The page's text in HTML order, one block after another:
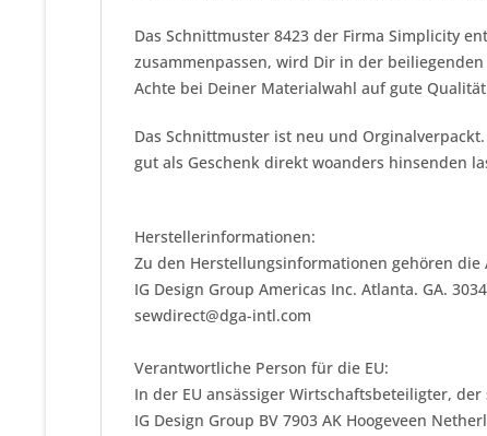
Das Schnittmuster 8423 der Firma Simplicity
zusammenpassen, wird Dir in der
Achte bei Deiner Materialwahl auf gute
Das Schnittmuster ist neu und
gut als Geschenk direkt woanders hinsenden
Herstellerinformationen:
Zu den Herstellungsinformationen gehören
IG Design Group Americas Inc. Atlanta. GA.
sewdirect@dga-intl.com
Verantwortliche Person für die EU:
In der EU ansässiger Wirtschaftsbeteiligter,
IG Design Group BV 7903 AK Hoogeveen